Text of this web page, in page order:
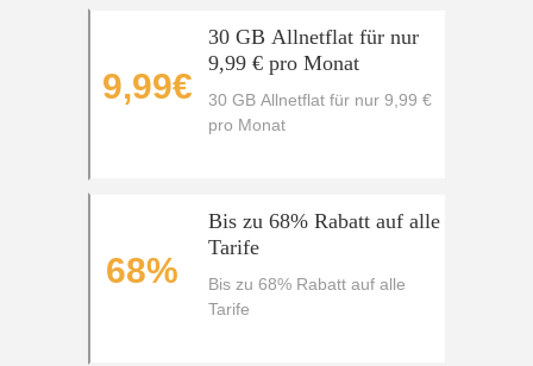
9,99€
30 GB Allnetflat für nur
9,99 € pro Monat
30 GB Allnetflat für nur 9,99 €
pro Monat
68%
Bis zu 68% Rabatt auf alle
Tarife
Bis zu 68% Rabatt auf alle
Tarife